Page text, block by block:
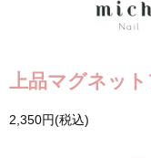
上品マグネッ
2,350円(税込)